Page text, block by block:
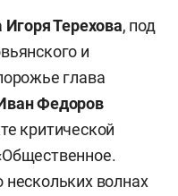
Игоря Терехова, под
и
глава
Федоров
критической
волнах